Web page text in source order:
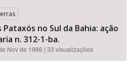
Pataxós no Sul da Bahia: ação
n. 312-1-ba.
Nov de 1986 | 33 visualizações